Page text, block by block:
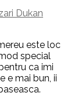
Dukan
este loc
special
ca imi
e mai bun, ii